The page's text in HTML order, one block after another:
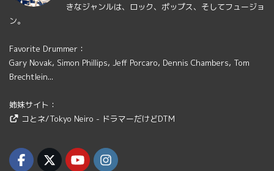
きなジャンルは、ロック、ポップス、そしてフュージョ
ン。
Favorite Drummer：
Gary Novak, Simon Phillips, Jeff Porcaro, Dennis Chambers, Tom
Brechtlein...
姉妹サイト：
コとネ/Tokyo Neiro - ドラマーだけどDTM